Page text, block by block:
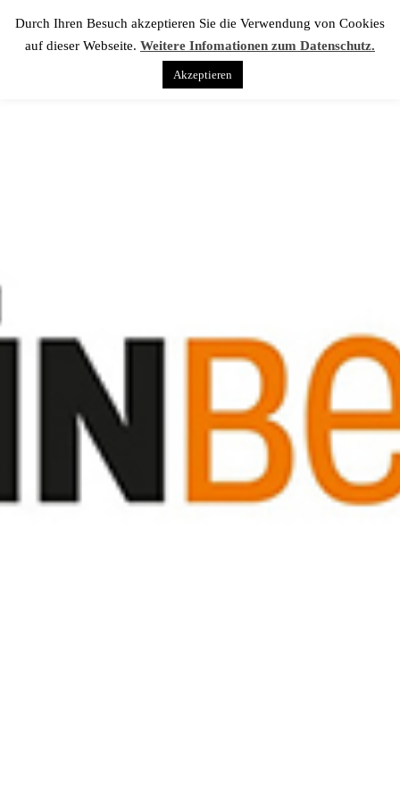
Durch Ihren Besuch akzeptieren Sie die Verwendung von Cookies
auf dieser Webseite. Weitere Infomationen zum Datenschutz.
Akzeptieren